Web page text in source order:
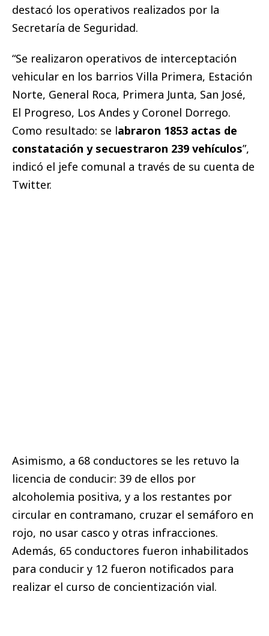
destacó los operativos realizados por la
Secretaría de Seguridad.
“Se realizaron operativos de interceptación
vehicular en los barrios Villa Primera, Estación
Norte, General Roca, Primera Junta, San José,
El Progreso, Los Andes y Coronel Dorrego.
Como resultado: se labraron 1853 actas de
constatación y secuestraron 239 vehículos”,
indicó el jefe comunal a través de su cuenta de
Twitter.
Asimismo, a 68 conductores se les retuvo la
licencia de conducir: 39 de ellos por
alcoholemia positiva, y a los restantes por
circular en contramano, cruzar el semáforo en
rojo, no usar casco y otras infracciones.
Además, 65 conductores fueron inhabilitados
para conducir y 12 fueron notificados para
realizar el curso de concientización vial.